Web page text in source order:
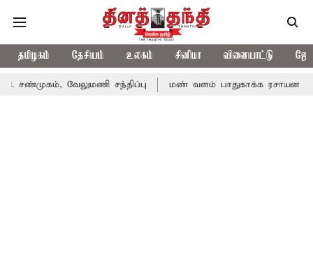
தமிழகம் தேசியம் உலகம் சினிமா விளையாட்டு
சந்திப்பு மண் வளம் பாதுகாக்க ரசாயன உரம்